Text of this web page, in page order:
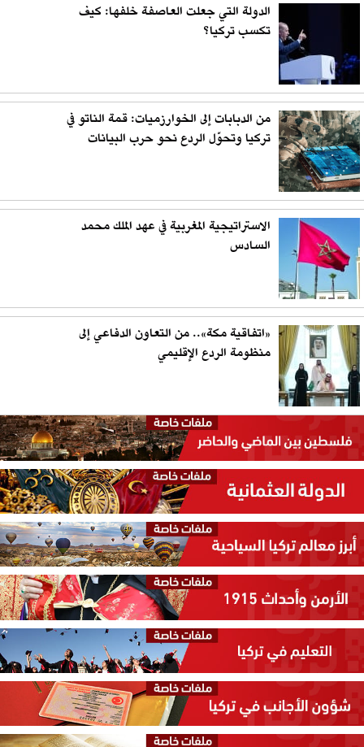
الدولة التي جعلت العاصفة خلفها: كيف
تكسب تركيا؟
من الدبابات إلى الخوارزميات: قمة الناتو في
تركيا وتحوّل الردع نحو حرب البيانات
الاستراتيجية المغربية في عهد الملك محمد
السادس
«اتفاقية مكة».. من التعاون الدفاعي إلى
منظومة الردع الإقليمي